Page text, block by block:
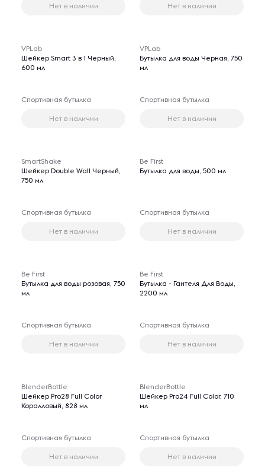
Нет в наличии Нет в наличии
VPLab
Шейкер Smart 3 в 1 Черный,
600 мл
Спортивная бутылка
Нет в наличии
VPLab
Бутылка для воды Черная, 750
мл
Спортивная бутылка
Нет в наличии
SmartShake
Шейкер Double Wall Черный,
750 мл
Спортивная бутылка
Нет в наличии
Be First
Бутылка для воды, 500 мл
Спортивная бутылка
Нет в наличии
Be First
Бутылка для воды розовая, 750
мл
Спортивная бутылка
Нет в наличии
Be First
Бутылка - Гантеля Для Воды,
2200 мл
Спортивная бутылка
Нет в наличии
BlenderBottle
Шейкер Pro28 Full Color
Коралловый, 828 мл
Спортивная бутылка
Нет в наличии
BlenderBottle
Шейкер Pro24 Full Color, 710
мл
Спортивная бутылка
Нет в наличии